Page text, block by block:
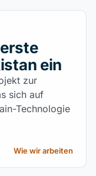
ein
zur
sich auf
Technologie
Wie wir arbeiten